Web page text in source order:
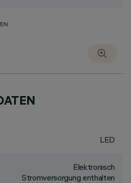
LED
Elektronisch
Stromversorgung enthalten